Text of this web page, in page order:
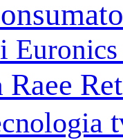
Raee